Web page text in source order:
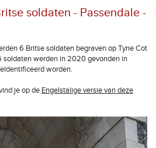
soldaten - Passendale -
6 Britse soldaten begraven op Tyne Cot
soldaten werden in 2020 gevonden in
worden.
je op de Engelstalige versie van deze